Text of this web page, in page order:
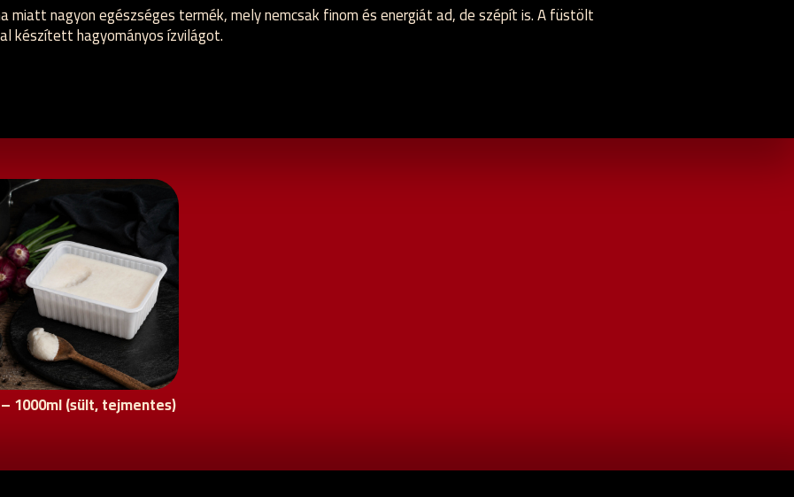
miatt nagyon egészséges termék, mely nemcsak finom és energiát ad, de szépít is. A füstölt
készített hagyományos ízvilágot.
1000ml (sült, tejmentes)